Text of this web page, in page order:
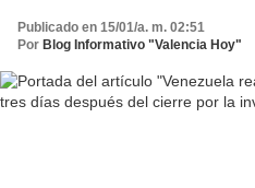
Publicado en 15/01/a. m. 02:51
Por Blog Informativo "Valencia Hoy"